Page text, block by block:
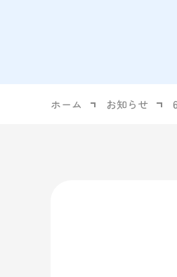
ホーム お知らせ